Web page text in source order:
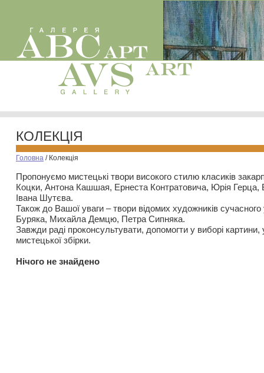
КОЛЕКЦІЯ
Головна / Колекція
Пропонуємо мистецькі твори високого стилю класиків
Коцки, Антона Кашшая, Ернеста Контратовича, Юрія
Івана Шутєва.
Також до Вашої уваги – твори відомих художників
Буряка, Михайла Демцю, Петра Сипняка.
Завжди раді проконсультувати, допомогти у виборі картини,
мистецької збірки.
Нiчого не знайдено